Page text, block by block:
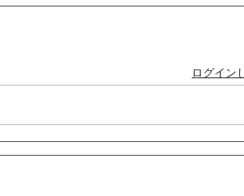
ログイン